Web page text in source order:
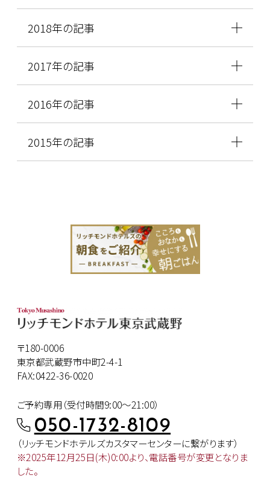
2018年の記事
2017年の記事
2016年の記事
2015年の記事
〒180-0006
東京都武蔵野市中町2-4-1
FAX:0422-36-0020
ご予約専用（受付時間9:00～21:00）
050-1732-8109
（リッチモンドホテルズカスタマーセンターに繋がります）
※2025年12月25日(木)0:00より、電話番号が変更となりま
した。